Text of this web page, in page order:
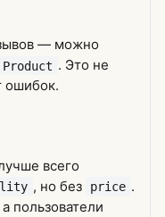
— можно
Product . Это не
ошибок.
всего
, но без price .
пользователи